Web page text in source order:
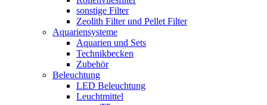
sonstige Filter
Zeolith Filter und Pellet Filter
Aquariensysteme
Aquarien und Sets
Technikbecken
Zubehör
Beleuchtung
LED Beleuchtung
Leuchtmittel